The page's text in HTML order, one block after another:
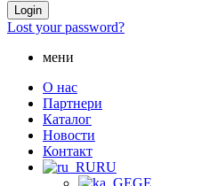
Login
Lost your password?
мени
О нас
Партнери
Каталог
Новости
Контакт
RU
GE